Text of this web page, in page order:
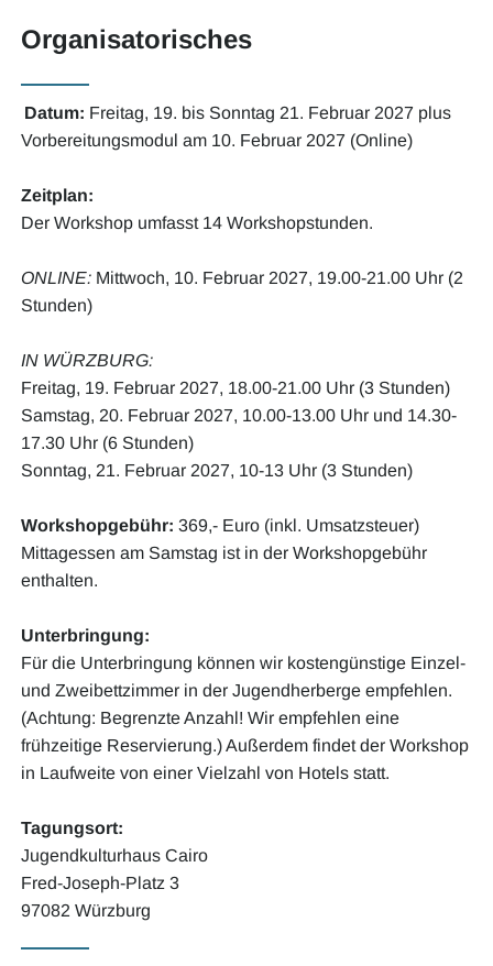
Organisatorisches
Datum: Freitag, 19. bis Sonntag 21. Februar 2027 plus
Vorbereitungsmodul am 10. Februar 2027 (Online)
Zeitplan:
Der Workshop umfasst 14 Workshopstunden.
ONLINE: Mittwoch, 10. Februar 2027, 19.00-21.00 Uhr (2
Stunden)
IN WÜRZBURG:
Freitag, 19. Februar 2027, 18.00-21.00 Uhr (3 Stunden)
Samstag, 20. Februar 2027, 10.00-13.00 Uhr und 14.30-
17.30 Uhr (6 Stunden)
Sonntag, 21. Februar 2027, 10-13 Uhr (3 Stunden)
Workshopgebühr: 369,- Euro (inkl. Umsatzsteuer)
Mittagessen am Samstag ist in der Workshopgebühr
enthalten.
Unterbringung:
Für die Unterbringung können wir kostengünstige Einzel-
und Zweibettzimmer in der Jugendherberge empfehlen.
(Achtung: Begrenzte Anzahl! Wir empfehlen eine
frühzeitige Reservierung.) Außerdem findet der Workshop
in Laufweite von einer Vielzahl von Hotels statt.
Tagungsort:
Jugendkulturhaus Cairo
Fred-Joseph-Platz 3
97082 Würzburg